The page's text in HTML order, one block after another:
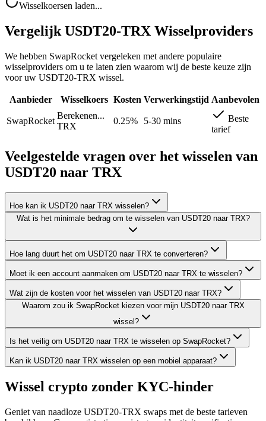
Wisselkoersen laden...
Vergelijk USDT20-TRX Wisselproviders
We hebben SwapRocket vergeleken met andere populaire
wisselproviders om u te laten zien waarom wij de beste keuze zijn
voor uw USDT20-TRX wissel.
Aanbieder Wisselkoers Kosten Verwerkingstijd Aanbevolen
SwapRocket
Berekenen...
TRX
0.25% 5-30 mins
Beste
tarief
Veelgestelde vragen over het wisselen van
USDT20 naar TRX
Hoe kan ik USDT20 naar TRX wisselen?
Wat is het minimale bedrag om te wisselen van USDT20 naar TRX?
Hoe lang duurt het om USDT20 naar TRX te converteren?
Moet ik een account aanmaken om USDT20 naar TRX te wisselen?
Wat zijn de kosten voor het wisselen van USDT20 naar TRX?
Waarom zou ik SwapRocket kiezen voor mijn USDT20 naar TRX
wissel?
Is het veilig om USDT20 naar TRX te wisselen op SwapRocket?
Kan ik USDT20 naar TRX wisselen op een mobiel apparaat?
Wissel crypto zonder KYC-hinder
Geniet van naadloze USDT20-TRX swaps met de beste tarieven